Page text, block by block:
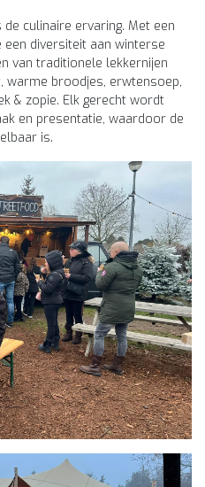
culinaire ervaring. Met een
diversiteit aan winterse
van traditionele lekkernijen
broodjes, erwtensoep,
& zopie. Elk gerecht wordt
en presentatie, waardoor de
is.